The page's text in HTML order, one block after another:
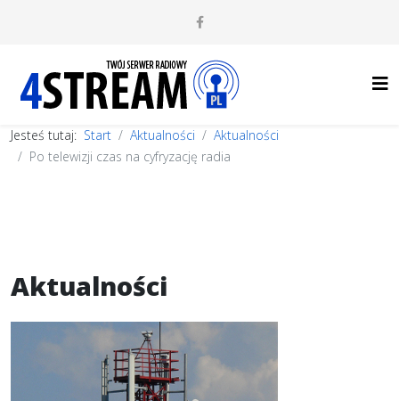
Jesteś tutaj: Start Aktualności
Aktualności
Po telewizji czas na cyfryzację radia
Aktualności